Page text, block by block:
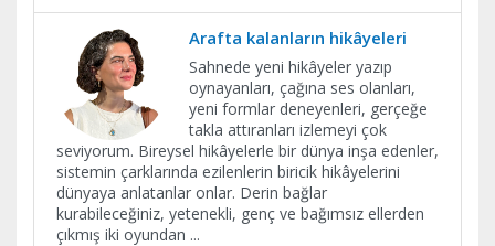
Arafta kalanların hikâyeleri
Sahnede yeni hikâyeler yazıp
oynayanları, çağına ses olanları,
yeni formlar deneyenleri, gerçeğe
takla attıranları izlemeyi çok
seviyorum. Bireysel hikâyelerle bir dünya inşa edenler,
sistemin çarklarında ezilenlerin biricik hikâyelerini
dünyaya anlatanlar onlar. Derin bağlar
kurabileceğiniz, yetenekli, genç ve bağımsız ellerden
çıkmış iki oyundan ...